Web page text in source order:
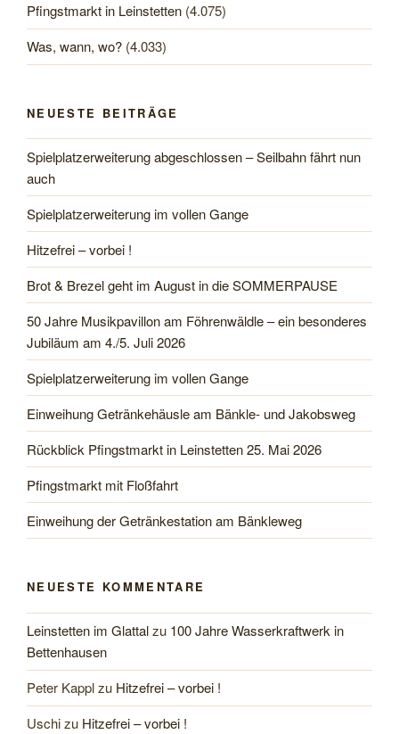
Pfingstmarkt in Leinstetten (4.075)
Was, wann, wo? (4.033)
NEUESTE BEITRÄGE
Spielplatzerweiterung abgeschlossen – Seilbahn fährt nun
auch
Spielplatzerweiterung im vollen Gange
Hitzefrei – vorbei !
Brot & Brezel geht im August in die SOMMERPAUSE
50 Jahre Musikpavillon am Föhrenwäldle – ein besonderes
Jubiläum am 4./5. Juli 2026
Spielplatzerweiterung im vollen Gange
Einweihung Getränkehäusle am Bänkle- und Jakobsweg
Rückblick Pfingstmarkt in Leinstetten 25. Mai 2026
Pfingstmarkt mit Floßfahrt
Einweihung der Getränkestation am Bänkleweg
NEUESTE KOMMENTARE
Leinstetten im Glattalzu 100 Jahre Wasserkraftwerk in
Bettenhausen
Peter Kapplzu Hitzefrei – vorbei !
Uschizu Hitzefrei – vorbei !